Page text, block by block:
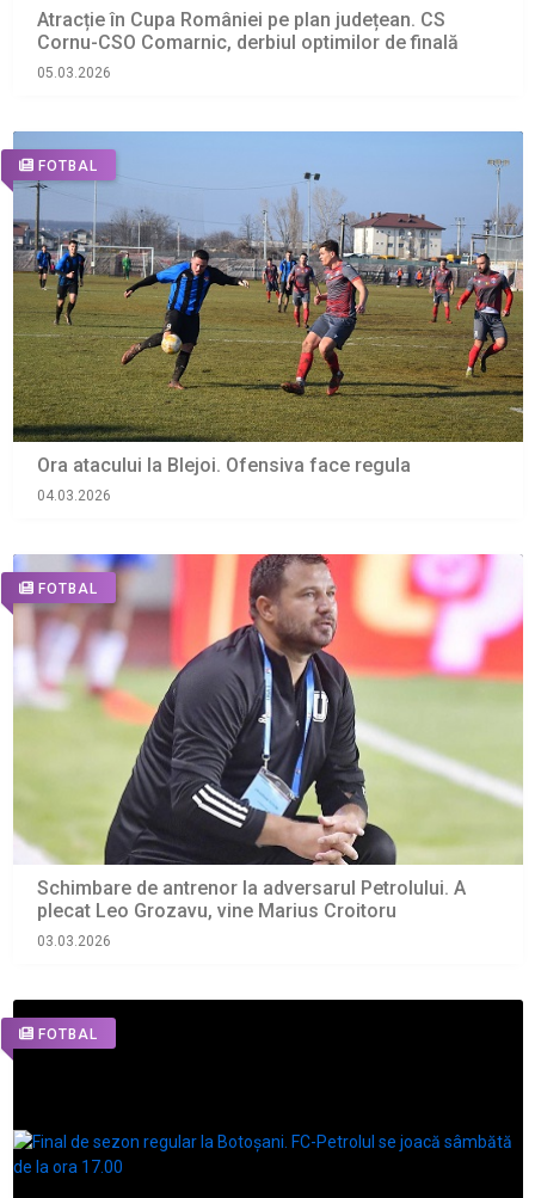
Atracție în Cupa României pe plan județean. CS
Cornu-CSO Comarnic, derbiul optimilor de finală
05.03.2026
FOTBAL
Ora atacului la Blejoi. Ofensiva face regula
04.03.2026
FOTBAL
Schimbare de antrenor la adversarul Petrolului. A
plecat Leo Grozavu, vine Marius Croitoru
03.03.2026
FOTBAL